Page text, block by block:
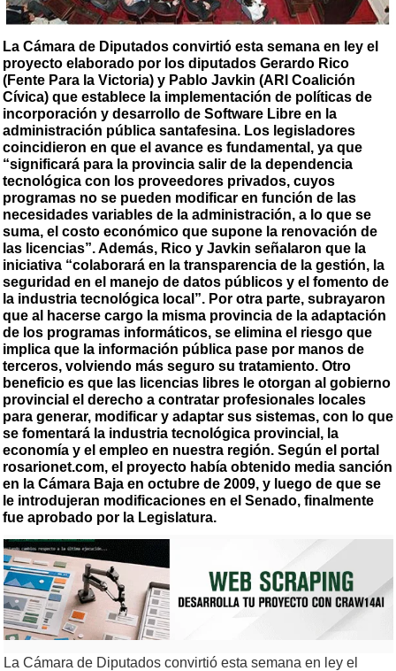
La Cámara de Diputados convirtió esta semana en ley el
proyecto elaborado por los diputados Gerardo Rico
(Fente Para la Victoria) y Pablo Javkin (ARI Coalición
Cívica) que establece la implementación de políticas de
incorporación y desarrollo de Software Libre en la
administración pública santafesina. Los legisladores
coincidieron en que el avance es fundamental, ya que
“significará para la provincia salir de la dependencia
tecnológica con los proveedores privados, cuyos
programas no se pueden modificar en función de las
necesidades variables de la administración, a lo que se
suma, el costo económico que supone la renovación de
las licencias”. Además, Rico y Javkin señalaron que la
iniciativa “colaborará en la transparencia de la gestión, la
seguridad en el manejo de datos públicos y el fomento de
la industria tecnológica local”. Por otra parte, subrayaron
que al hacerse cargo la misma provincia de la adaptación
de los programas informáticos, se elimina el riesgo que
implica que la información pública pase por manos de
terceros, volviendo más seguro su tratamiento. Otro
beneficio es que las licencias libres le otorgan al gobierno
provincial el derecho a contratar profesionales locales
para generar, modificar y adaptar sus sistemas, con lo que
se fomentará la industria tecnológica provincial, la
economía y el empleo en nuestra región. Según el portal
rosarionet.com, el proyecto había obtenido media sanción
en la Cámara Baja en octubre de 2009, y luego de que se
le introdujeran modificaciones en el Senado, finalmente
fue aprobado por la Legislatura.
La Cámara de Diputados convirtió esta semana en ley el